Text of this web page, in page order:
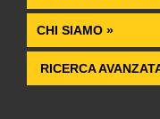
CHI SIAMO »
RICERCA